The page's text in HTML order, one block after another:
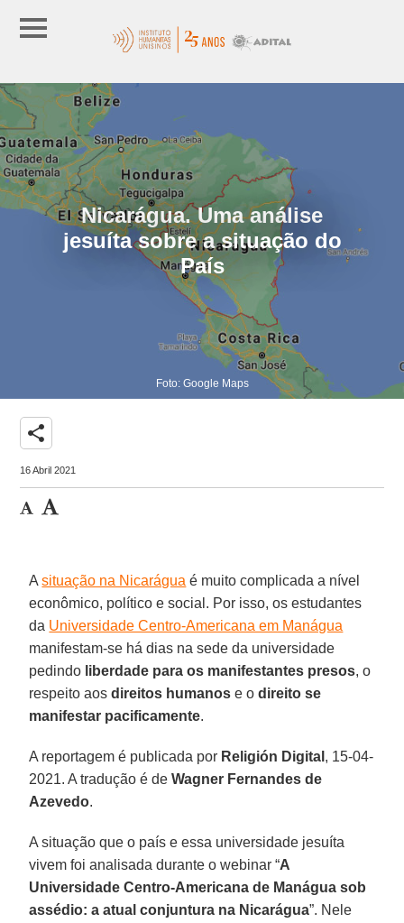
Nicarágua. Uma análise
jesuíta sobre a situação do
País
Foto: Google Maps
share
16 Abril 2021
Asituação na Nicarágua é muito complicada a nível
econômico, político e social. Por isso, os estudantes
da Universidade Centro-Americana em Manágua
manifestam-se há dias na sede da universidade
pedindo liberdade para os manifestantes presos, o
respeito aosdireitos humanos e odireito se
manifestar pacificamente.
A reportagem é publicada por Religión Digital , 15-04-
2021. A tradução é deWagner Fernandes de
Azevedo.
A situação que o país e essa universidade jesuíta
vivem foi analisada durante o webinar “A
Universidade Centro-Americana de Manágua sob
assédio: a atual conjuntura na Nicarágua”. Nele